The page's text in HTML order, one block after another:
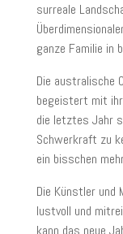
surreale
ganze Familie in
Die australische
begeistert mit
die letztes Jahr
Schwerkraft zu
ein bisschen
Die Künstler und
lustvoll und
kann das neue